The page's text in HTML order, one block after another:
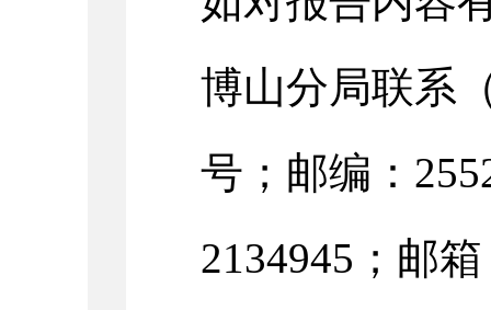
博山分局联系
号；邮编：
2134945；邮